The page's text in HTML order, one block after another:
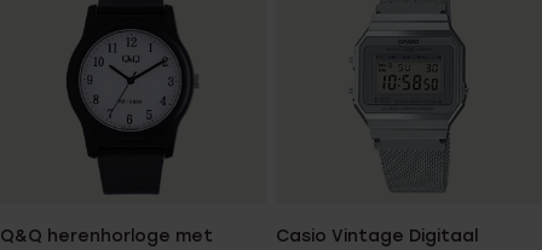
Q&Q herenhorloge met
Casio Vintage Digitaal